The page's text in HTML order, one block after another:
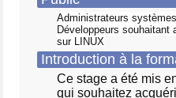
Administrateurs
Développeurs souhaitant
sur LINUX
Introduction à la
Ce stage a été mis
qui souhaitez